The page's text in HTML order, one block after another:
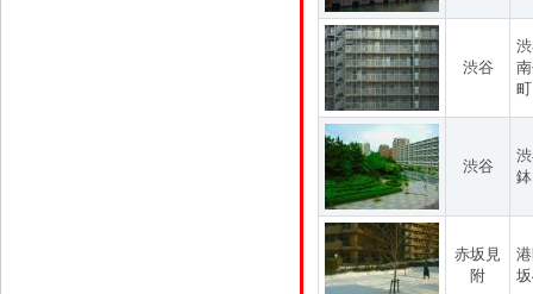
渋谷
渋谷
赤坂見
附